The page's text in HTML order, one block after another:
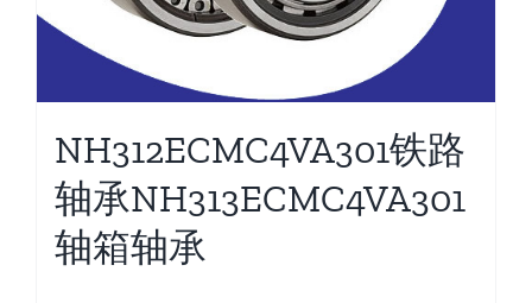
NH312ECMC4VA301铁路
轴承NH313ECMC4VA301
轴箱轴承